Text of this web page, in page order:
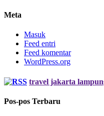
Meta
Masuk
Feed entri
Feed komentar
WordPress.org
travel jakarta
Pos-pos Terbaru